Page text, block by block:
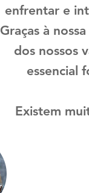
enfrentar e
Graças à
dos nossos
essencial
Existem